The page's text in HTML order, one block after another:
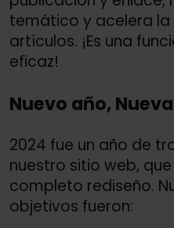
temático y acelera la
artículos. ¡Es una
eficaz!
Nuevo año,
2024 fue un año de
nuestro sitio web,
completo rediseño.
objetivos fueron: